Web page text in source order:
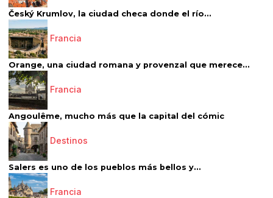
Český Krumlov, la ciudad checa donde el río...
Francia
Orange, una ciudad romana y provenzal que merece...
Francia
Angoulême, mucho más que la capital del cómic
Destinos
Salers es uno de los pueblos más bellos y...
Francia